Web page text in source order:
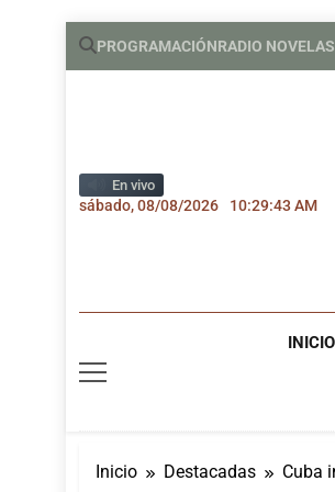
Saltar
PROGRAMACIÓNRADIO NOVELAS
En vivo
sábado, 08/08/2026 10:29:44 AM
INICIO
Inicio Destacadas Cuba